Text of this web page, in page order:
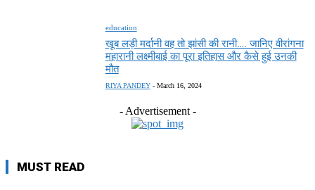
education
खूब लड़ी मर्दानी वह तो झांसी की रानी…. जानिए वीरांगना
महारानी लक्ष्मीबाई का पूरा इतिहास और कैसे हुई उनकी
मौत
RIYA PANDEY - March 16, 2024
- Advertisement -
MUST READ